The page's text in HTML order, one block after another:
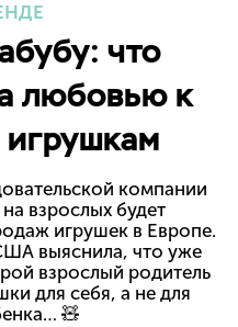
что
любовью к
компании
взрослых будет
игрушек в Европе.
выяснила, что уже
взрослый родитель
для себя, а не для
🧸